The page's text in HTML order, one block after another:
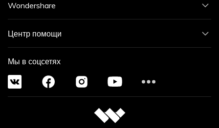
Wondershare
Центр помощи
Мы в соцсетях